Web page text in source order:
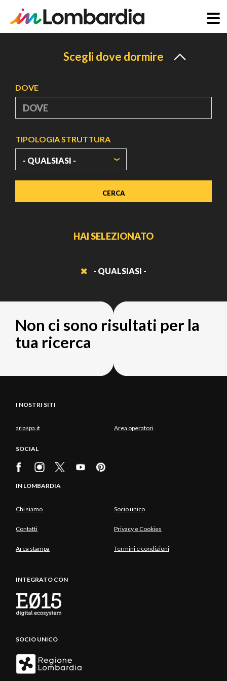
Scegli dove dormire
DOVE
TIPOLOGIA STRUTTURA
HAI SELEZIONATO
- QUALSIASI -
Non ci sono risultati per la
tua ricerca
I NOSTRI SITI
ariaspa.it Area operatori
SOCIAL
IN LOMBARDIA
Chi siamo Socio unico
Contatti Privacy e Cookies
Area stampa Termini e condizioni
INTEGRATO CON
SOCIO UNICO